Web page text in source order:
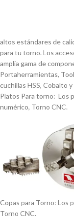
altos estándares de
para tu torno. Los
amplia gama de
Portaherramientas,
cuchillas HSS, Cobalto
Platos Para torno: Los
numérico, Torno CNC.
Copas para Torno: Los
Torno CNC.